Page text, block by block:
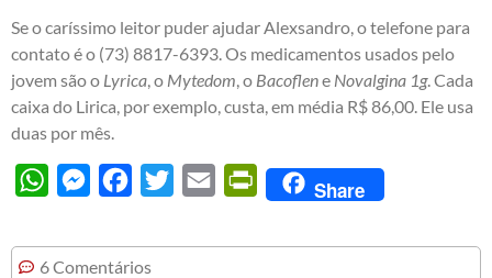
Se o caríssimo leitor puder ajudar Alexsandro, o telefone para
contato é o (73) 8817-6393. Os medicamentos usados pelo
jovem são o Lyrica, o Mytedom, o Bacoflene Novalgina 1g. Cada
caixa do Lirica, por exemplo, custa, em média R$ 86,00. Ele usa
duas por mês.
WhatsAppMessengerFacebook
Twitter Email PrintFriendly
Share
6 Comentários